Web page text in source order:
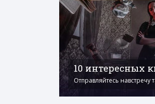
10 интересных
Отправляйтесь навстречу